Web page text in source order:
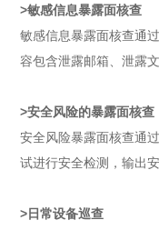
>敏感信息暴露面核查
敏感信息暴露面核查通
容包含泄露邮箱、泄露
>安全风险的暴露面核查
安全风险暴露面核查通
试进行安全检测，输出
>日常设备巡查